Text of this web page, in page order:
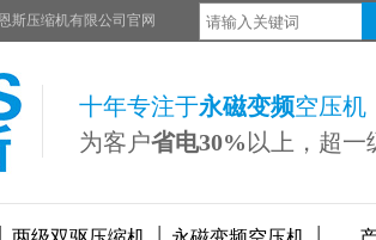
斯压缩机有限公司官网
十年专注于永磁变频空压机
为客户省电30% 以上，超一